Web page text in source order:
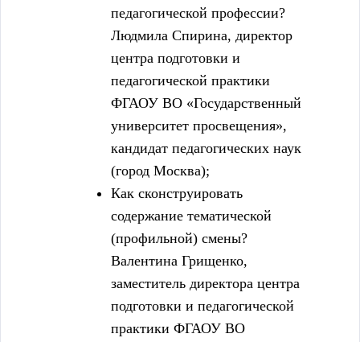
педагогической профессии?
Людмила Спирина, директор
центра подготовки и
педагогической практики
ФГАОУ ВО «Государственный
университет просвещения»,
кандидат педагогических наук
(город Москва);
Как сконструировать
содержание тематической
(профильной) смены?
Валентина Грищенко,
заместитель директора центра
подготовки и педагогической
практики ФГАОУ ВО